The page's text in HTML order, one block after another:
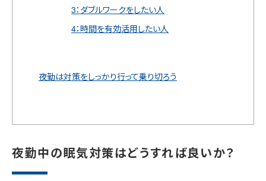
3：ダブルワークをしたい人
4：時間を有効活用したい人
夜勤は対策をしっかり行って乗り切ろう
夜勤中の眠気対策はどうすれば良いか？